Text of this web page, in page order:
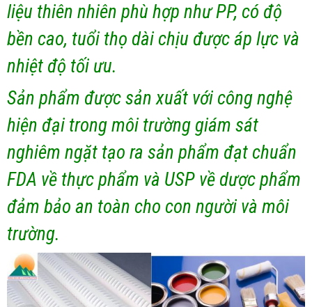
liệu thiên nhiên phù hợp như PP, có độ
bền cao, tuổi thọ dài chịu được áp lực và
nhiệt độ tối ưu.
Sản phẩm được sản xuất với công nghệ
hiện đại trong môi trường giám sát
nghiêm ngặt tạo ra sản phẩm đạt chuẩn
FDA về thực phẩm và USP về dược phẩm
đảm bảo an toàn cho con người và môi
trường.